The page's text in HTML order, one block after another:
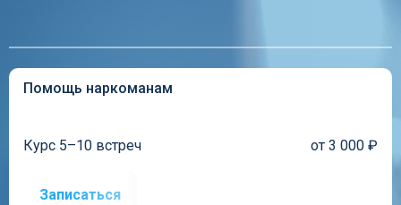
Помощь наркоманам
Курс 5–10 встреч от 3 000 ₽
Записаться